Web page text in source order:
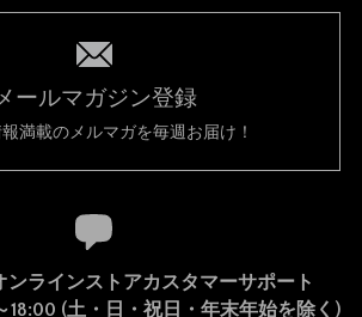
ールマガジン登録
満載のメルマガを毎週お届け！
ンラインストアカスタマーサポート
18:00 (土・日・祝日・年末年始を除く)